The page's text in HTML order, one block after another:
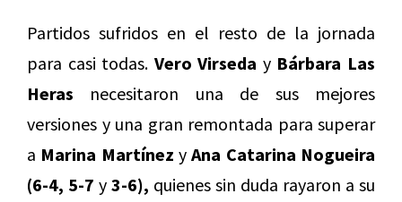
Partidos sufridos en el resto de la jornada
para casi todas. Vero Virseda y Bárbara Las
Heras necesitaron una de sus mejores
versiones y una gran remontada para superar
a Marina Martínez yAna Catarina Nogueira
(6-4, 5-7 y 3-6), quienes sin duda rayaron a su